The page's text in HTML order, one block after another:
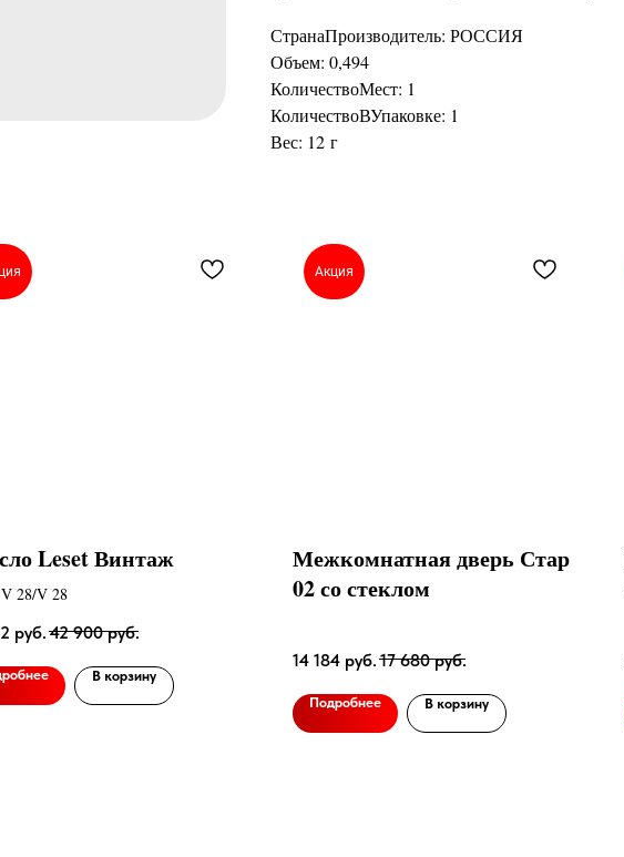
СтранаПроизводитель: РОССИЯ
Объем: 0,494
КоличествоМест: 1
КоличествоВУпаковке: 1
Вес: 12 г
Leset Винтаж
V 28/V 28
руб. 42 900 руб.
В корзину
Акция
Межкомнатная дверь Стар
02 со стеклом
14 184 руб. 17 680 руб.
Подробнее В корзину